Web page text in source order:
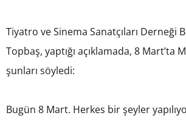
Tiyatro ve Sinema Sanatçıları Derneği
Topbaş, yaptığı açıklamada, 8
şunları söyledi:
Bugün 8 Mart. Herkes bir şeyler